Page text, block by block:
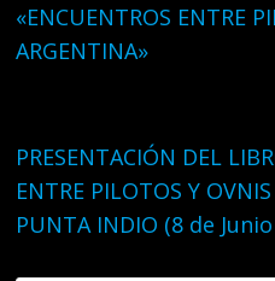
«ENCUENTROS ENTRE
ARGENTINA»
PRESENTACIÓN DEL
ENTRE PILOTOS Y
PUNTA INDIO (8 de